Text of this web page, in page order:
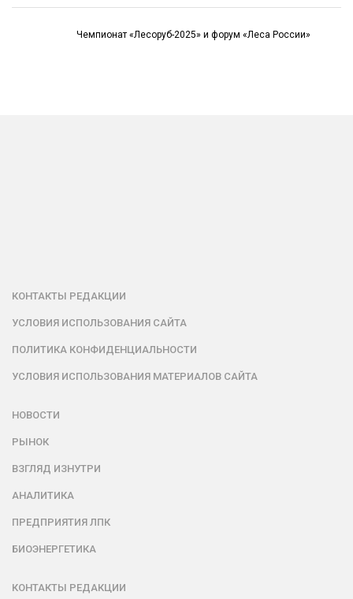
Чемпионат «Лесоруб-2025» и форум «Леса России»
КОНТАКТЫ РЕДАКЦИИ
УСЛОВИЯ ИСПОЛЬЗОВАНИЯ САЙТА
ПОЛИТИКА КОНФИДЕНЦИАЛЬНОСТИ
УСЛОВИЯ ИСПОЛЬЗОВАНИЯ МАТЕРИАЛОВ САЙТА
НОВОСТИ
РЫНОК
ВЗГЛЯД ИЗНУТРИ
АНАЛИТИКА
ПРЕДПРИЯТИЯ ЛПК
БИОЭНЕРГЕТИКА
КОНТАКТЫ РЕДАКЦИИ